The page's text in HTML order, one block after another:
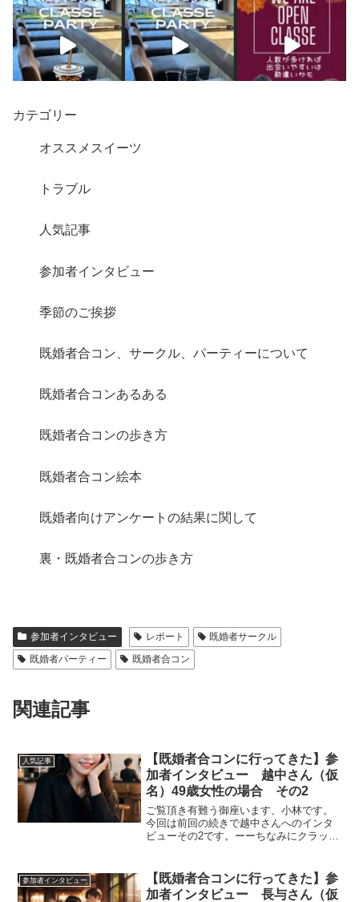
さらに読み込む
カテゴリー
オススメスイーツ
トラブル
人気記事
参加者インタビュー
季節のご挨拶
既婚者合コン、サークル、パーティーについて
既婚者合コンあるある
既婚者合コンの歩き方
既婚者合コン絵本
既婚者向けアンケートの結果に関して
裏・既婚者合コンの歩き方
参加者インタビュー レポート
既婚者サークル
既婚者パーティー
既婚者合コン
関連記事
人気記事
【既婚者合コンに行ってきた】参
加者インタビュー 越中さん（仮
名）49歳女性の場合 その2
ご覧頂き有難う御座います、小林です。
今回は前回の続きで越中さんへのインタ
ビューその2です。ーーちなみにクラッセ
ードは一枚も書かなかったんですけど。
男性の方全員からカード...
参加者インタビュー
【既婚者合コンに行ってきた】参
加者インタビュー 長与さん（仮